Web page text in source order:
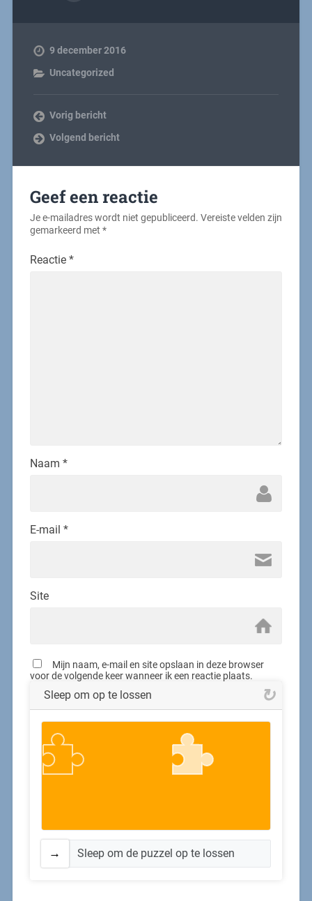
9 december 2016
Uncategorized
Vorig bericht
Volgend bericht
Geef een reactie
Je e-mailadres wordt niet gepubliceerd. Vereiste velden zijn
gemarkeerd met *
Reactie *
Naam *
E-mail *
Site
Mijn naam, e-mail en site opslaan in deze browser
voor de volgende keer wanneer ik een reactie plaats.
Sleep om op te lossen
Sleep om de puzzel op te lossen